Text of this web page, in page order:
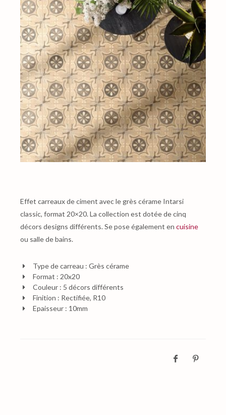
Effet carreaux de ciment avec le grès cérame Intarsi
classic, format 20×20. La collection est dotée de cinq
décors designs différents. Se pose également en cuisine
ou salle de bains.
Type de carreau : Grès cérame
Format : 20x20
Couleur : 5 décors différents
Finition : Rectifiée, R10
Epaisseur : 10mm